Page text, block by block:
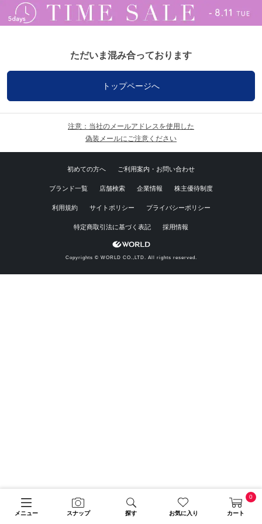
メニュー スナップ 探す お気に入り カート
0
ただいま混み合っております
トップページへ
注意：当社のメールアドレスを使用した
偽装メールにご注意ください
初めての方へ ご利用案内・お問い合わせ
ブランド一覧 店舗検索 企業情報 株主優待制度
利用規約 サイトポリシー プライバシーポリシー
特定商取引法に基づく表記 採用情報
Copyrights © WORLD CO.,LTD. All rights reserved.